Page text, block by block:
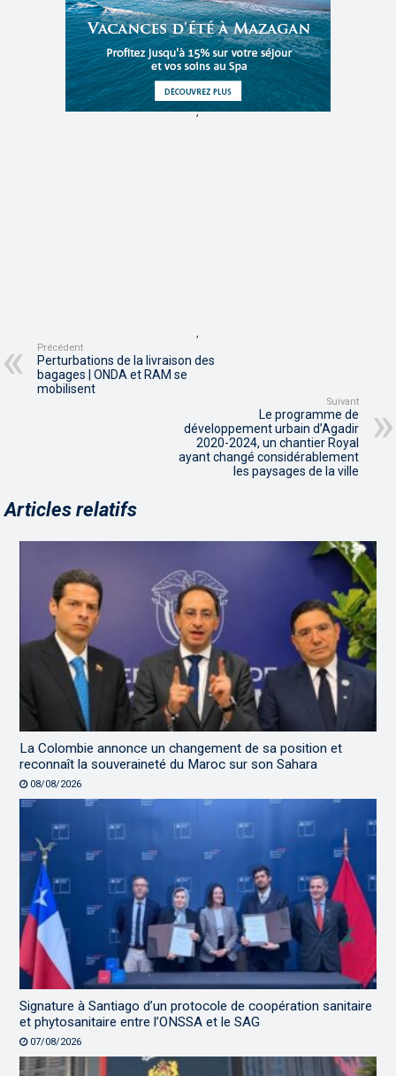
,
,
Précédent
Perturbations de la livraison des
bagages | ONDA et RAM se
mobilisent
Suivant
Le programme de
développement urbain d’Agadir
2020-2024, un chantier Royal
ayant changé considérablement
les paysages de la ville
Articles relatifs
La Colombie annonce un changement de sa position et
reconnaît la souveraineté du Maroc sur son Sahara
08/08/2026
Signature à Santiago d’un protocole de coopération sanitaire
et phytosanitaire entre l’ONSSA et le SAG
07/08/2026